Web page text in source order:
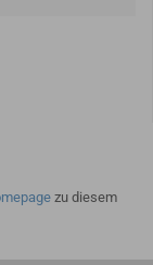
zu diesem